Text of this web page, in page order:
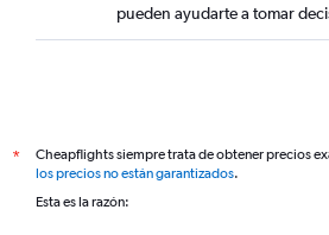
pueden ayudarte a tomar
*
Cheapflights siempre trata de obtener precios
los precios no están garantizados.
Esta es la razón: